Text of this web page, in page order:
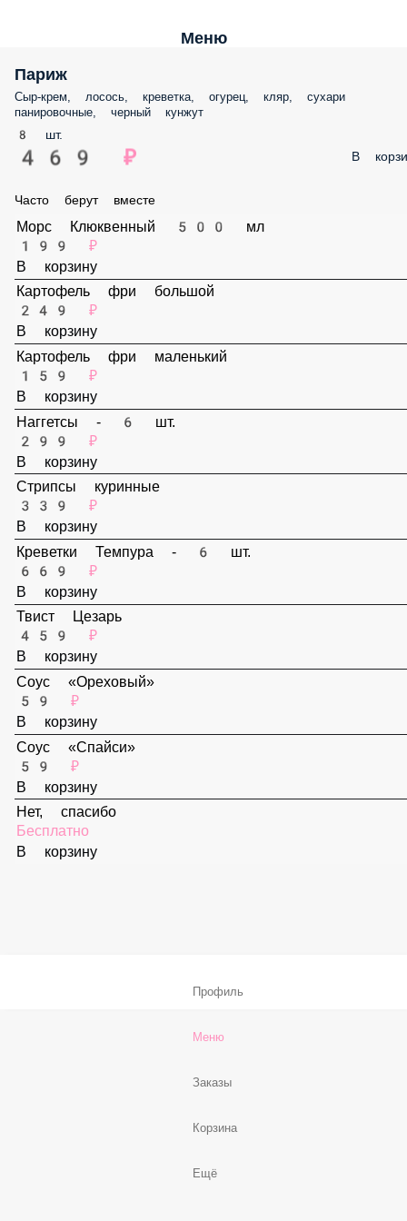
Меню
Париж
Сыр-крем, лосось, креветка, огурец, кляр, сухари
панировочные, черный кунжут
8 шт.
469 ₽ В
Часто берут вместе
Морс Клюквенный 500 мл
199 ₽
В корзину
Картофель фри большой
249 ₽
В корзину
Картофель фри маленький
159 ₽
В корзину
Наггетсы - 6 шт.
299 ₽
В корзину
Стрипсы куринные
339 ₽
В корзину
Креветки Темпура - 6 шт.
669 ₽
В корзину
Твист Цезарь
459 ₽
В корзину
Соус «Ореховый»
59 ₽
В корзину
Соус «Спайси»